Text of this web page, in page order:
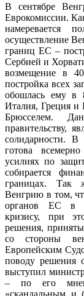
В сентябре
Еврокомиссии.
намеревается
осуществление
границ ЕС –
Сербией и
возмещение в
постройка всех
обошлась ему в
Италия, Греция и
Брюсселем.
правительству,
солидарности. В
готова
усилиях по
собирается
границах. Так
Венгрию в том,
органов ЕС в
кризису, при
решения,
со стороны
Европейским
поводу решения
выступил
– по его
«скандальным и